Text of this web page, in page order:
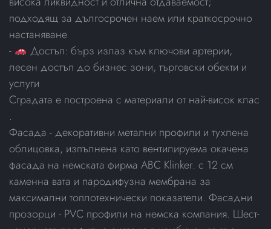
подходящ за дългосрочен наем или краткосрочно
настаняване
-
Достъп: бърз излаз към ключови артерии,
лесен достъп до бизнес зони, търговски обекти и
услуги
Сградата е построена с материали от най-висок клас
.
Фасада - декоративни метални профили и тухлена
облицовка, изпълнена като вентилируема окачена
фасада на немската фирма ABC Klinker. с 12 см
каменна вата и пародифузна мембрана за
максимални топлотехнически показатели. Фасадни
прозорци - PVC профили на немска компания. Шест-